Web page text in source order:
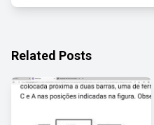
Related Posts